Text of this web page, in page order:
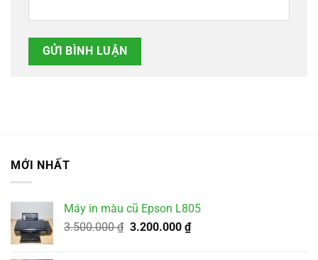
MỚI NHẤT
Máy in màu cũ Epson L805
3.500.000₫ Giá
3.200.000 ₫Giá